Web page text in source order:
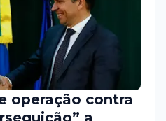
operação contra
a